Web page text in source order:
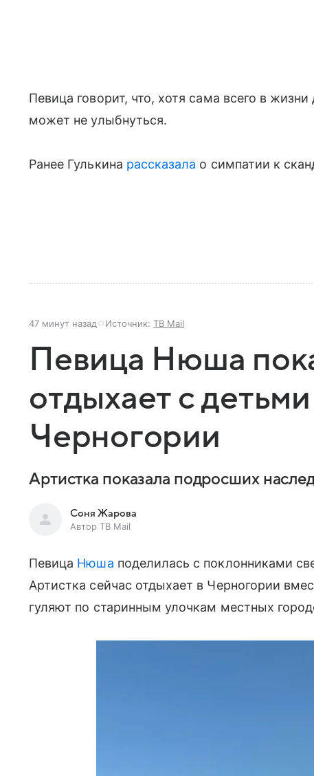
Певица говорит, что, хотя сама всего в
может не улыбнуться.
Ранее Гулькина рассказала о симпатии к
47 минут назад Источник: ТВ Mail
Певица Нюша
отдыхает с
Черногории
Артистка показала подросших
Соня Жарова
Автор ТВ Mail
Певица Нюша поделилась с поклонниками
Артистка сейчас отдыхает в Черногории
гуляют по старинным улочкам местных